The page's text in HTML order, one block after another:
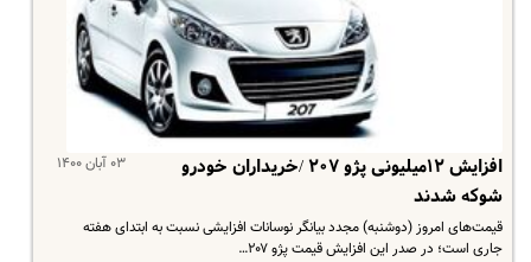
۰۳ آبان ۱۴۰۰
افزایش ۱۲میلیونی پژو ۲۰۷ /خریداران خودرو
شوکه شدند
قیمت‌های امروز (دوشنبه) مجدد بیانگر نوسانات افزایشی نسبت به ابتدای هفته
جاری است؛ در صدر این افزایش قیمت پژو ۲۰۷…